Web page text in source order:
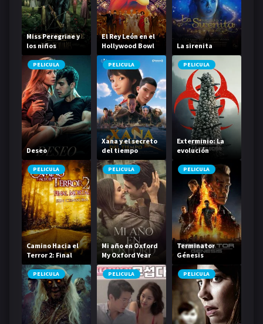
Miss Peregrine y
los niños
peculiares
El Rey León en el
Hollywood Bowl
La sirenita
PELICULA
Deseo
PELICULA
Xana y el secreto
del tiempo
PELICULA
Exterminio: La
evolución
PELICULA
Camino Hacia el
Terror 2: Final
mortal
PELICULA
Mi año en Oxford
My Oxford Year
PELICULA
Terminator
Génesis
PELICULA PELICULA PELICULA